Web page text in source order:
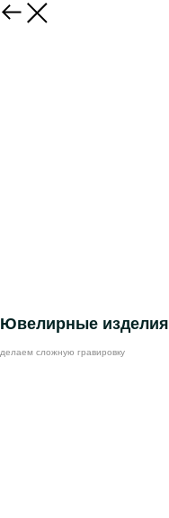
Ювелирные изделия
делаем сложную гравировку